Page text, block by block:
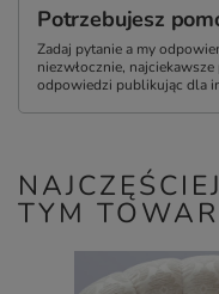
Potrzebujesz
Zadaj pytanie a my
niezwłocznie, najciekawsze
odpowiedzi publikując dla
TYM